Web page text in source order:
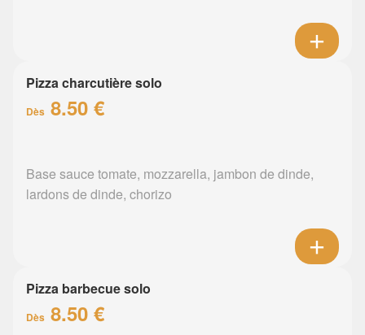
Pizza charcutière solo
Dès 8.50 €
Base sauce tomate, mozzarella, jambon de dinde,
lardons de dinde, chorizo
Pizza barbecue solo
Dès 8.50 €